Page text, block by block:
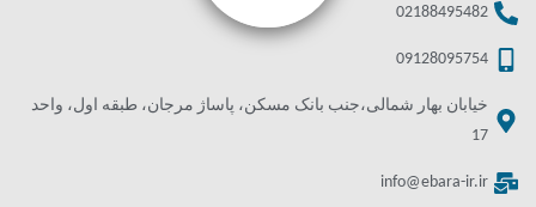
02188495482
09128095754
خیابان بهار شمالی،جنب بانک مسکن، پاساژ مرجان، طبقه اول، واحد
17
info@ebara-ir.ir